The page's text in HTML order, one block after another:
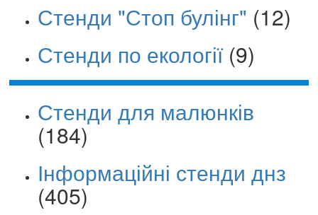
Стенди "Стоп булінг" (12)
Стенди по екології (9)
Стенди для малюнків
(184)
Інформаційні стенди днз
(405)